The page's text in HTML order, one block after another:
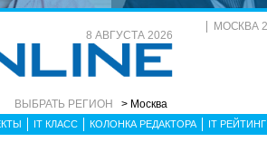
8 АВГУСТА 2026
ВЫБРАТЬ РЕГИОН > Москва
МОСКВА
IT КЛАСС КОЛОНКА РЕДАКТОРА IT РЕЙТИНГ